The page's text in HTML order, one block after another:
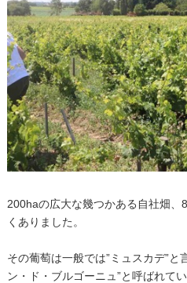
200haの広大な幾つかある自社畑、
くありました。
その葡萄は一般では”ミュスカデ”と
ン・ド・ブルゴーニュ”と呼ばれてい